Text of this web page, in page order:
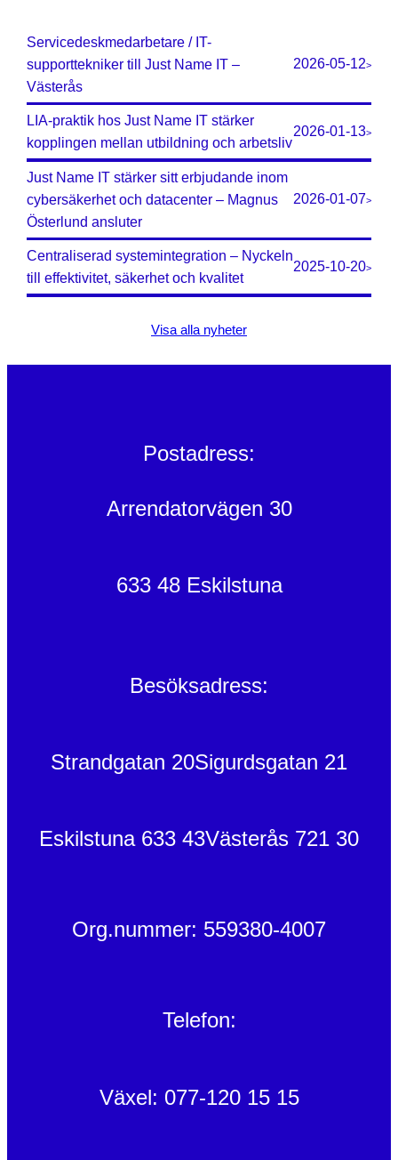
Servicedeskmedarbetare / IT-
supporttekniker till Just Name IT –
Västerås
2026-05-12>
LIA-praktik hos Just Name IT stärker
kopplingen mellan utbildning och arbetsliv
2026-01-13>
Just Name IT stärker sitt erbjudande inom
cybersäkerhet och datacenter – Magnus
Österlund ansluter
2026-01-07>
Centraliserad systemintegration – Nyckeln
till effektivitet, säkerhet och kvalitet
2025-10-20>
Visa alla nyheter
Postadress:
Arrendatorvägen 30
633 48 Eskilstuna
Besöksadress:
Strandgatan 20Sigurdsgatan 21
Eskilstuna 633 43Västerås 721 30
Org.nummer: 559380-4007
Telefon:
Växel: 077-120 15 15